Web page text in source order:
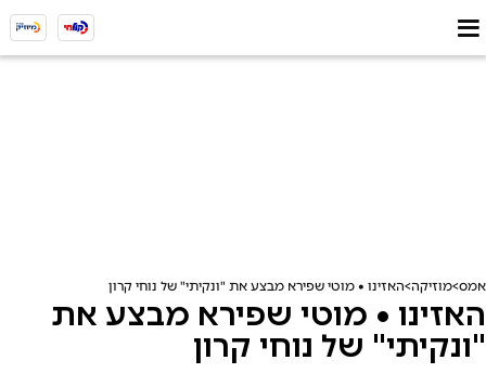
אמס מוזיקה האזינו • מוטי שפירא מבצע את "ונקיתי" של נוחי קרון
האזינו • מוטי שפירא מבצע את
"ונקיתי" של נוחי קרון